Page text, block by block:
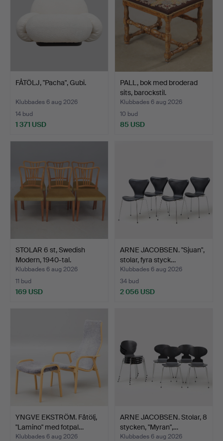
FÅTÖLJ, "Pacha", Gubi.
Klubbades 6 aug 2026
14 bud
1 371 USD
PALL, bok med broderad
sits, barockstil.
Klubbades 6 aug 2026
10 bud
85 USD
STOLAR 6 st, Swedish
Modern, 1940-tal.
Klubbades 6 aug 2026
11 bud
169 USD
ARNE JACOBSEN. "Sjuan",
stolar, fyra styck…
Klubbades 6 aug 2026
34 bud
2 056 USD
YNGVE EKSTRÖM. Fåtölj,
"Lamino" med fotpal…
Klubbades 6 aug 2026
ARNE JACOBSEN. Stolar, 8
stycken, "Myran",…
Klubbades 6 aug 2026